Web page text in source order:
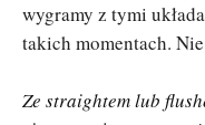
wygramy z tymi
takich momentach.
Ze straightem lub